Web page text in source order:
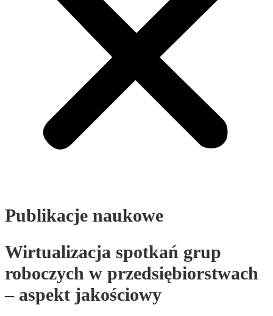
Publikacje naukowe
Wirtualizacja spotkań grup
roboczych w przedsiębiorstwach
– aspekt jakościowy